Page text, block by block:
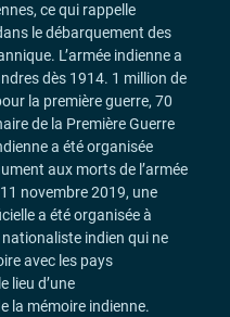
ce qui rappelle
le débarquement des
L’armée indienne a
dès 1914. 1 million de
la première guerre, 70
de la Première Guerre
a été organisée
aux morts de l’armée
novembre 2019, une
a été organisée à
indien qui ne
avec les pays
lieu d’une
la mémoire indienne.